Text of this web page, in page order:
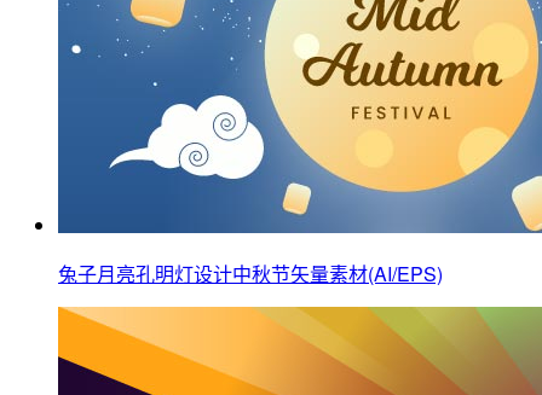
兔子月亮孔明灯设计中秋节矢量素材(AI/EPS)